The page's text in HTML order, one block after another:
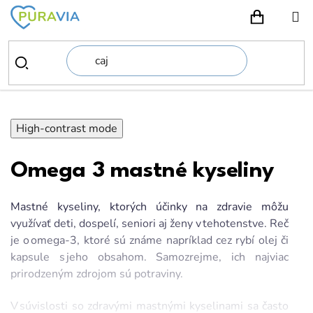
Prejsť
obsah
High-contrast mode
Omega 3 mastné kyseliny
Mastné kyseliny, ktorých účinky na zdravie môžu
využívať deti, dospelí, seniori aj ženy v tehotenstve. Reč
je o omega-3, ktoré sú známe napríklad cez rybí olej či
kapsule s jeho obsahom. Samozrejme, ich najviac
prirodzeným zdrojom sú potraviny.
V súvislosti so zdravými mastnými kyselinami sa často